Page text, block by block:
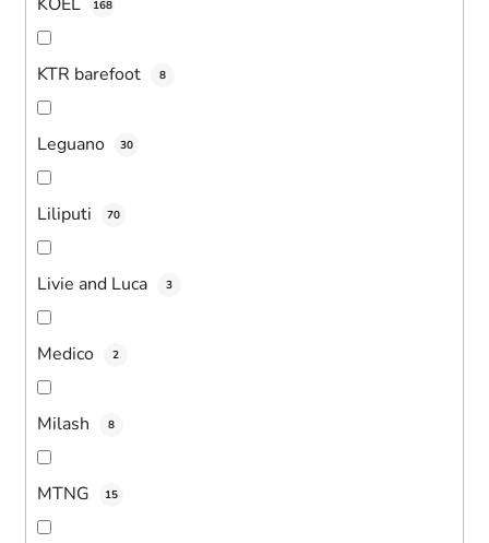
168
KTR barefoot 8
Leguano 30
Liliputi 70
Livie and Luca 3
Medico 2
Milash 8
MTNG 15